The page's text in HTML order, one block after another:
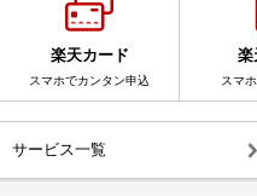
楽天カード
スマホでカンタン申込
楽
スマ
サービス一覧